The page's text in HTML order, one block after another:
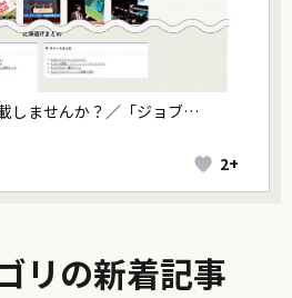
しませんか？／「ジョブ…
2+
リの新着記事